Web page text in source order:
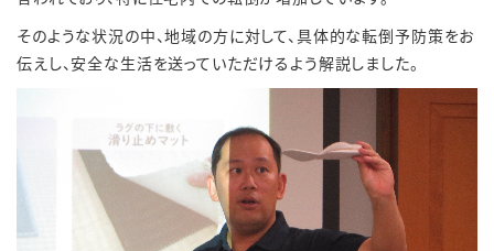
そのような状況の中、地域の方に対して、具体的な転倒予防策をお
伝えし、安全な生活を送っていただけるよう解説しました。